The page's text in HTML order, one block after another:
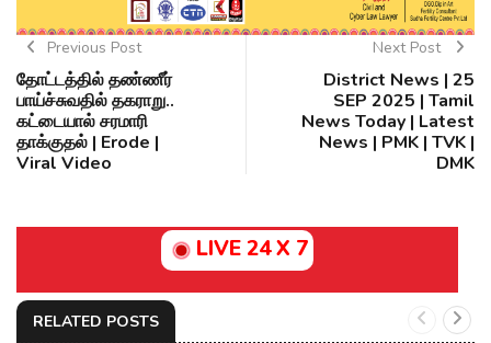
Previous Post
தோட்டத்தில் தண்ணீர்
பாய்ச்சுவதில் தகராறு..
கட்டையால் சரமாரி
தாக்குதல் | Erode |
Viral Video
Next Post
District News | 25
SEP 2025 | Tamil
News Today | Latest
News | PMK | TVK |
DMK
LIVE 24 X 7
RELATED POSTS